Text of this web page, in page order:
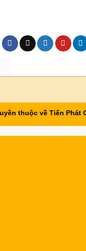
thuộc về Tiến Phát